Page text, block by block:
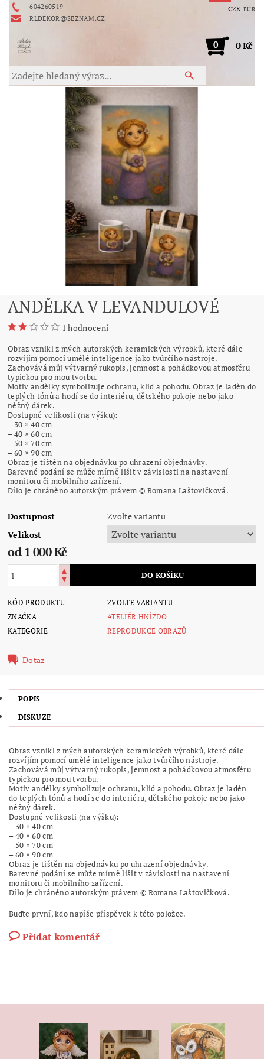
604260519
RLDEKOR@SEZNAM.CZ
CZK EUR
0 0 Kč
ANDĚLKA V LEVANDULOVÉ
1 hodnocení
Obraz vznikl z mých autorských keramických výrobků, které dále
rozvíjím pomocí umělé inteligence jako tvůrčího nástroje.
Zachovává můj výtvarný rukopis, jemnost a pohádkovou atmosféru
typickou pro mou tvorbu.
Motiv andělky symbolizuje ochranu, klid a pohodu. Obraz je laděn do
teplých tónů a hodí se do interiéru, dětského pokoje nebo jako
něžný dárek.
Dostupné velikosti (na výšku):
– 30 × 40 cm
– 40 × 60 cm
– 50 × 70 cm
– 60 × 90 cm
Obraz je tištěn na objednávku po uhrazení objednávky.
Barevné podání se může mírně lišit v závislosti na nastavení
monitoru či mobilního zařízení.
Dílo je chráněno autorským právem © Romana Laštovičková.
Dostupnost
Zvolte variantu
Velikost
od 1 000 Kč
KÓD PRODUKTU
ZVOLTE VARIANTU
ZNAČKA
ATELIÉR HNÍZDO
KATEGORIE
REPRODUKCE OBRAZŮ
Dotaz
POPIS
DISKUZE
Obraz vznikl z mých autorských keramických výrobků, které dále
rozvíjím pomocí umělé inteligence jako tvůrčího nástroje.
Zachovává můj výtvarný rukopis, jemnost a pohádkovou atmosféru
typickou pro mou tvorbu.
Motiv andělky symbolizuje ochranu, klid a pohodu. Obraz je laděn
do teplých tónů a hodí se do interiéru, dětského pokoje nebo jako
něžný dárek.
Dostupné velikosti (na výšku):
– 30 × 40 cm
– 40 × 60 cm
– 50 × 70 cm
– 60 × 90 cm
Obraz je tištěn na objednávku po uhrazení objednávky.
Barevné podání se může mírně lišit v závislosti na nastavení
monitoru či mobilního zařízení.
Dílo je chráněno autorským právem © Romana Laštovičková.
Buďte první, kdo napíše příspěvek k této položce.
Přidat komentář